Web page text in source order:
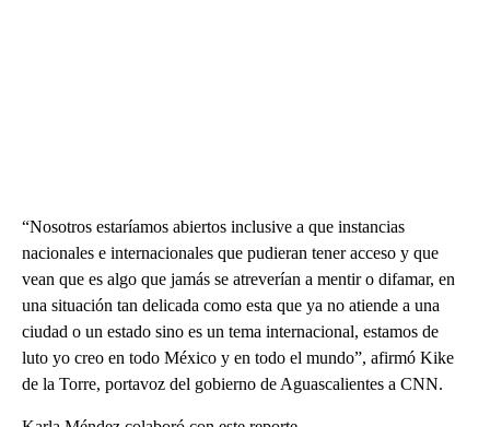
“Nosotros estaríamos abiertos inclusive a que instancias
nacionales e internacionales que pudieran tener acceso y que
vean que es algo que jamás se atreverían a mentir o difamar, en
una situación tan delicada como esta que ya no atiende a una
ciudad o un estado sino es un tema internacional, estamos de
luto yo creo en todo México y en todo el mundo”, afirmó Kike
de la Torre, portavoz del gobierno de Aguascalientes a CNN.